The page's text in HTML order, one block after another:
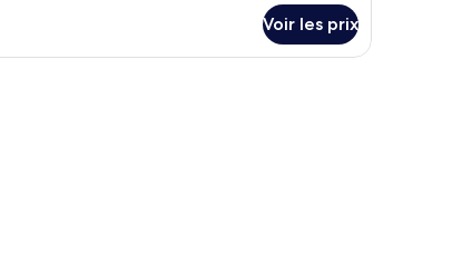
Voir les prix